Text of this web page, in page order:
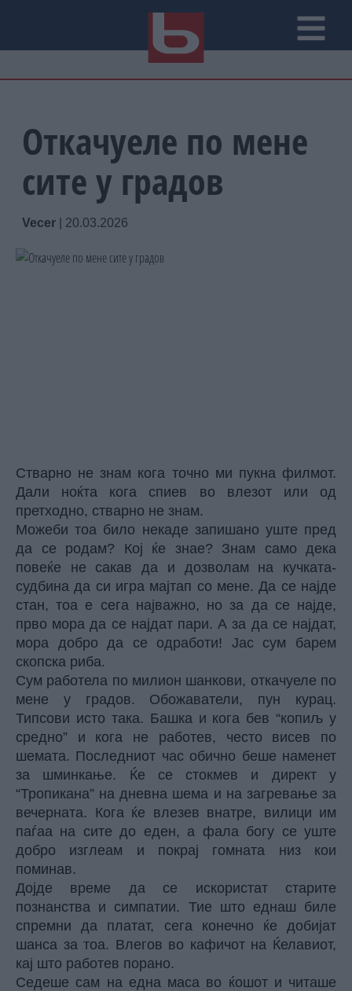
Откачуеле по мене
сите у градов
Vecer 20.03.2026
Стварно не знам кога точно ми пукна филмот.
Дали ноќта кога спиев во влезот или од
претходно, стварно не знам.
Можеби тоа било некаде запишано уште пред
да се родам? Кој ќе знае? Знам само дека
повеќе не сакав да и дозволам на кучката-
судбина да си игра мајтап со мене. Да се најде
стан, тоа е сега најважно, но за да се најде,
прво мора да се најдат пари. А за да се најдат,
мора добро да се одработи! Јас сум барем
скопска риба.
Сум работела по милион шанкови, откачуеле по
мене у градов. Обожаватели, пун курац.
Типсови исто така. Башка и кога бев “копиљ у
средно” и кога не работев, често висев по
шемата. Последниот час обично беше наменет
за шминкање. Ќе се стокмев и директ у
“Тропикана” на дневна шема и на загревање за
вечерната. Кога ќе влезев внатре, вилици им
паѓаа на сите до еден, а фала богу се уште
добро изглеам и покрај гомната низ кои
поминав.
Дојде време да се искористат старите
познанства и симпатии. Тие што еднаш биле
спремни да платат, сега конечно ќе добијат
шанса за тоа. Влегов во кафичот на Ќелавиот,
кај што работев порано.
Седеше сам на една маса во ќошот и читаше